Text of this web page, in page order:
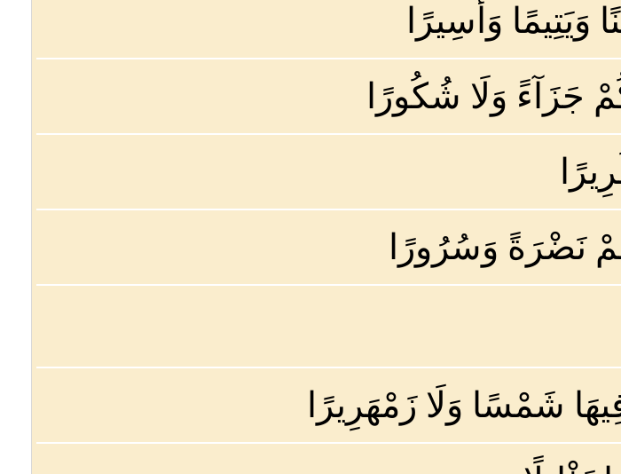
وَأَسِيرًا
جَزَآءً وَلَا شُكُورًا
نَضْرَةً وَسُرُورًا
شَمْسًا وَلَا زَمْهَرِيرًا